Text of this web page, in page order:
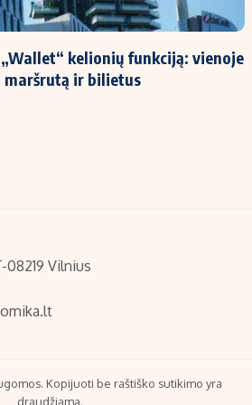
Titulinis
Nedarbo išmokos skaičiuoklė
kelionių funkciją: vienoje
ir bilietus
08219 Vilnius
Kopijuoti be raštiško sutikimo yra
draudžiama.